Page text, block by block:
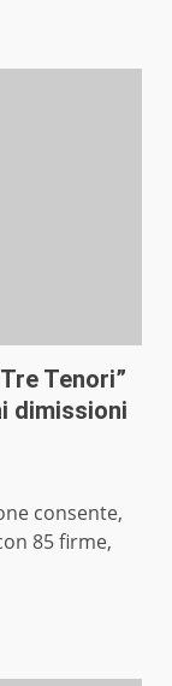
Tenori”
dimissioni
consente,
85 firme,